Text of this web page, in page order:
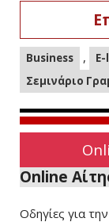
Business ,
Σεμινάριο
Online
Οδηγίες για